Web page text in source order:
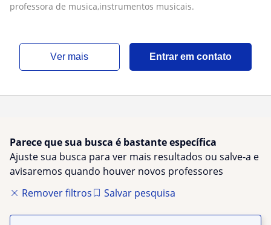
professora de musica,instrumentos musicais.
ver mais Entrar em contato
Parece que sua busca é bastante específica
Ajuste sua busca para ver mais resultados ou salve-a e
avisaremos quando houver novos professores
Remover filtros
Salvar pesquisa